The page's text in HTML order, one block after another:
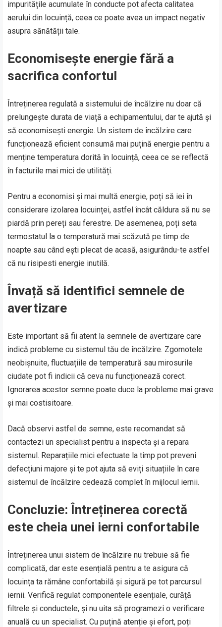
impuritățile acumulate în conducte pot afecta calitatea
aerului din locuință, ceea ce poate avea un impact negativ
asupra sănătății tale.
Economisește energie fără a
sacrifica confortul
Întreținerea regulată a sistemului de încălzire nu doar că
prelungește durata de viață a echipamentului, dar te ajută și
să economisești energie. Un sistem de încălzire care
funcționează eficient consumă mai puțină energie pentru a
menține temperatura dorită în locuință, ceea ce se reflectă
în facturile mai mici de utilități.
Pentru a economisi și mai multă energie, poți să iei în
considerare izolarea locuinței, astfel încât căldura să nu se
piardă prin pereți sau ferestre. De asemenea, poți seta
termostatul la o temperatură mai scăzută pe timp de
noapte sau când ești plecat de acasă, asigurându-te astfel
că nu risipesti energie inutilă.
Învață să identifici semnele de
avertizare
Este important să fii atent la semnele de avertizare care
indică probleme cu sistemul tău de încălzire. Zgomotele
neobișnuite, fluctuațiile de temperatură sau mirosurile
ciudate pot fi indicii că ceva nu funcționează corect.
Ignorarea acestor semne poate duce la probleme mai grave
și mai costisitoare.
Dacă observi astfel de semne, este recomandat să
contactezi un specialist pentru a inspecta și a repara
sistemul. Reparațiile mici efectuate la timp pot preveni
defecțiuni majore și te pot ajuta să eviți situațiile în care
sistemul de încălzire cedează complet în mijlocul iernii.
Concluzie: Întreținerea corectă
este cheia unei ierni confortabile
Întreținerea unui sistem de încălzire nu trebuie să fie
complicată, dar este esențială pentru a te asigura că
locuința ta rămâne confortabilă și sigură pe tot parcursul
iernii. Verifică regulat componentele esențiale, curăță
filtrele și conductele, și nu uita să programezi o verificare
anuală cu un specialist. Cu puțină atenție și efort, poți